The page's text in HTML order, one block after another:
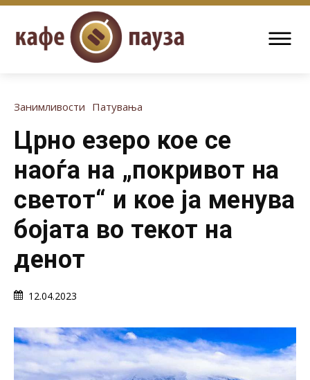
Занимливости Патувања
Црно езеро кое се
наоѓа на „покривот на
светот“ и кое ја менува
бојата во текот на
денот
12.04.2023